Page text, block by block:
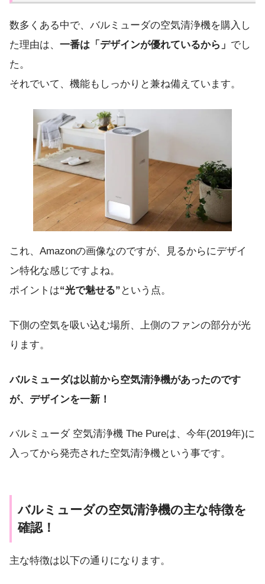
数多くある中で、バルミューダの空気清浄機を購入し
た理由は、 一番は「デザインが優れているから」 でし
た。
それでいて、機能もしっかりと兼ね備えています。
これ、Amazonの画像なのですが、見るからにデザイ
ン特化な感じですよね。
ポイントは“光で魅せる” という点。
下側の空気を吸い込む場所、上側のファンの部分が光
ります。
バルミューダは以前から空気清浄機があったのです
が、デザインを一新！
バルミューダ 空気清浄機 The Pureは、今年(2019年)に
入ってから発売された空気清浄機という事です。
バルミューダの空気清浄機の主な特徴を
確認！
主な特徴は以下の通りになります。